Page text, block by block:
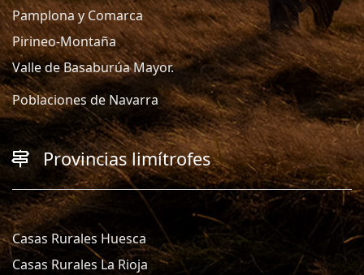
Pamplona y Comarca
Pirineo-Montaña
Valle de Basaburúa Mayor.
Poblaciones de Navarra
Provincias limítrofes
Casas Rurales Huesca
Casas Rurales La Rioja